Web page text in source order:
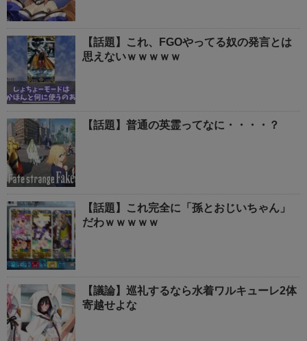
【話題】これ、FGOやってる奴の発言とは
思えないｗｗｗｗｗ
【話題】普通の英霊ってなに・・・・？
【話題】これ完全に「孫とおじいちゃん」
だわｗｗｗｗｗ
【議論】巡礼するなら水着ワルキューレ2体
寄越せよな